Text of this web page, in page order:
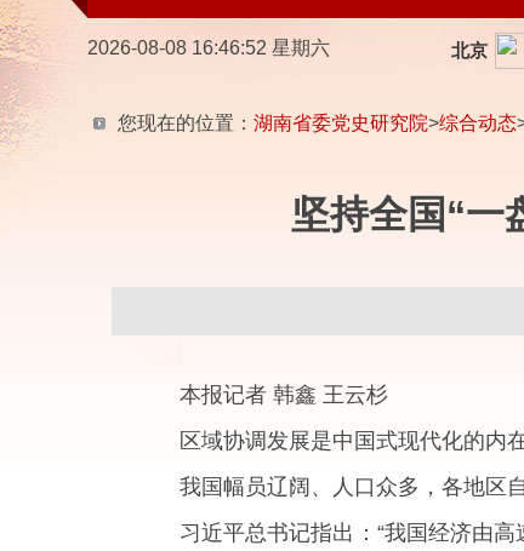
2026-08-08 16:46:53 星期六
您现在的位置： 湖南省委党史研究院>综合动态
坚持全国“
本报记者 韩鑫 王云杉
区域协调发展是中国式现代化的内
我国幅员辽阔、人口众多，各地区
习近平总书记指出：“我国经济由